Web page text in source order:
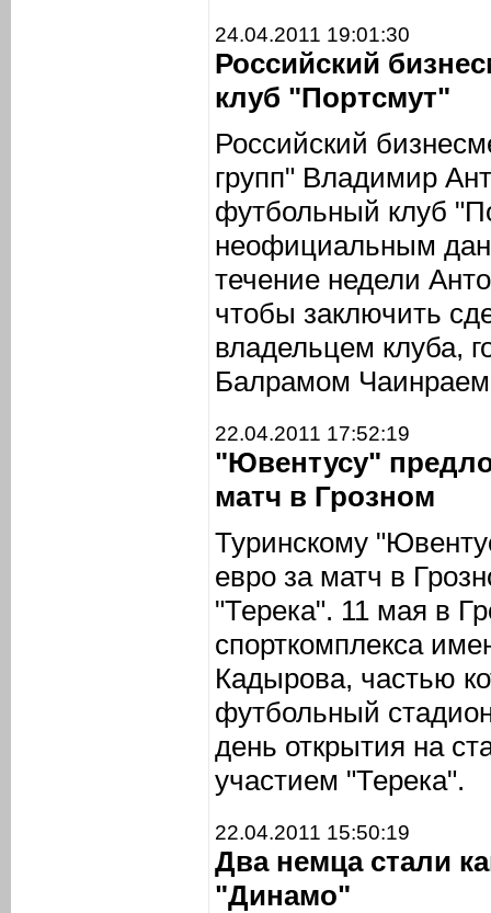
24.04.2011 19:01:30
Российский
клуб "Портсмут"
Российский
групп" Владимир
футбольный клуб
неофициальным
течение недели
чтобы заключить
владельцем клуба,
Балрамом
22.04.2011 17:52:19
"Ювентусу"
матч в Грозном
Туринскому
евро за матч в
"Терека". 11 мая в
спорткомплекса
Кадырова, частью
футбольный
день открытия на
участием "Терека".
22.04.2011 15:50:19
Два немца стали
"Динамо"